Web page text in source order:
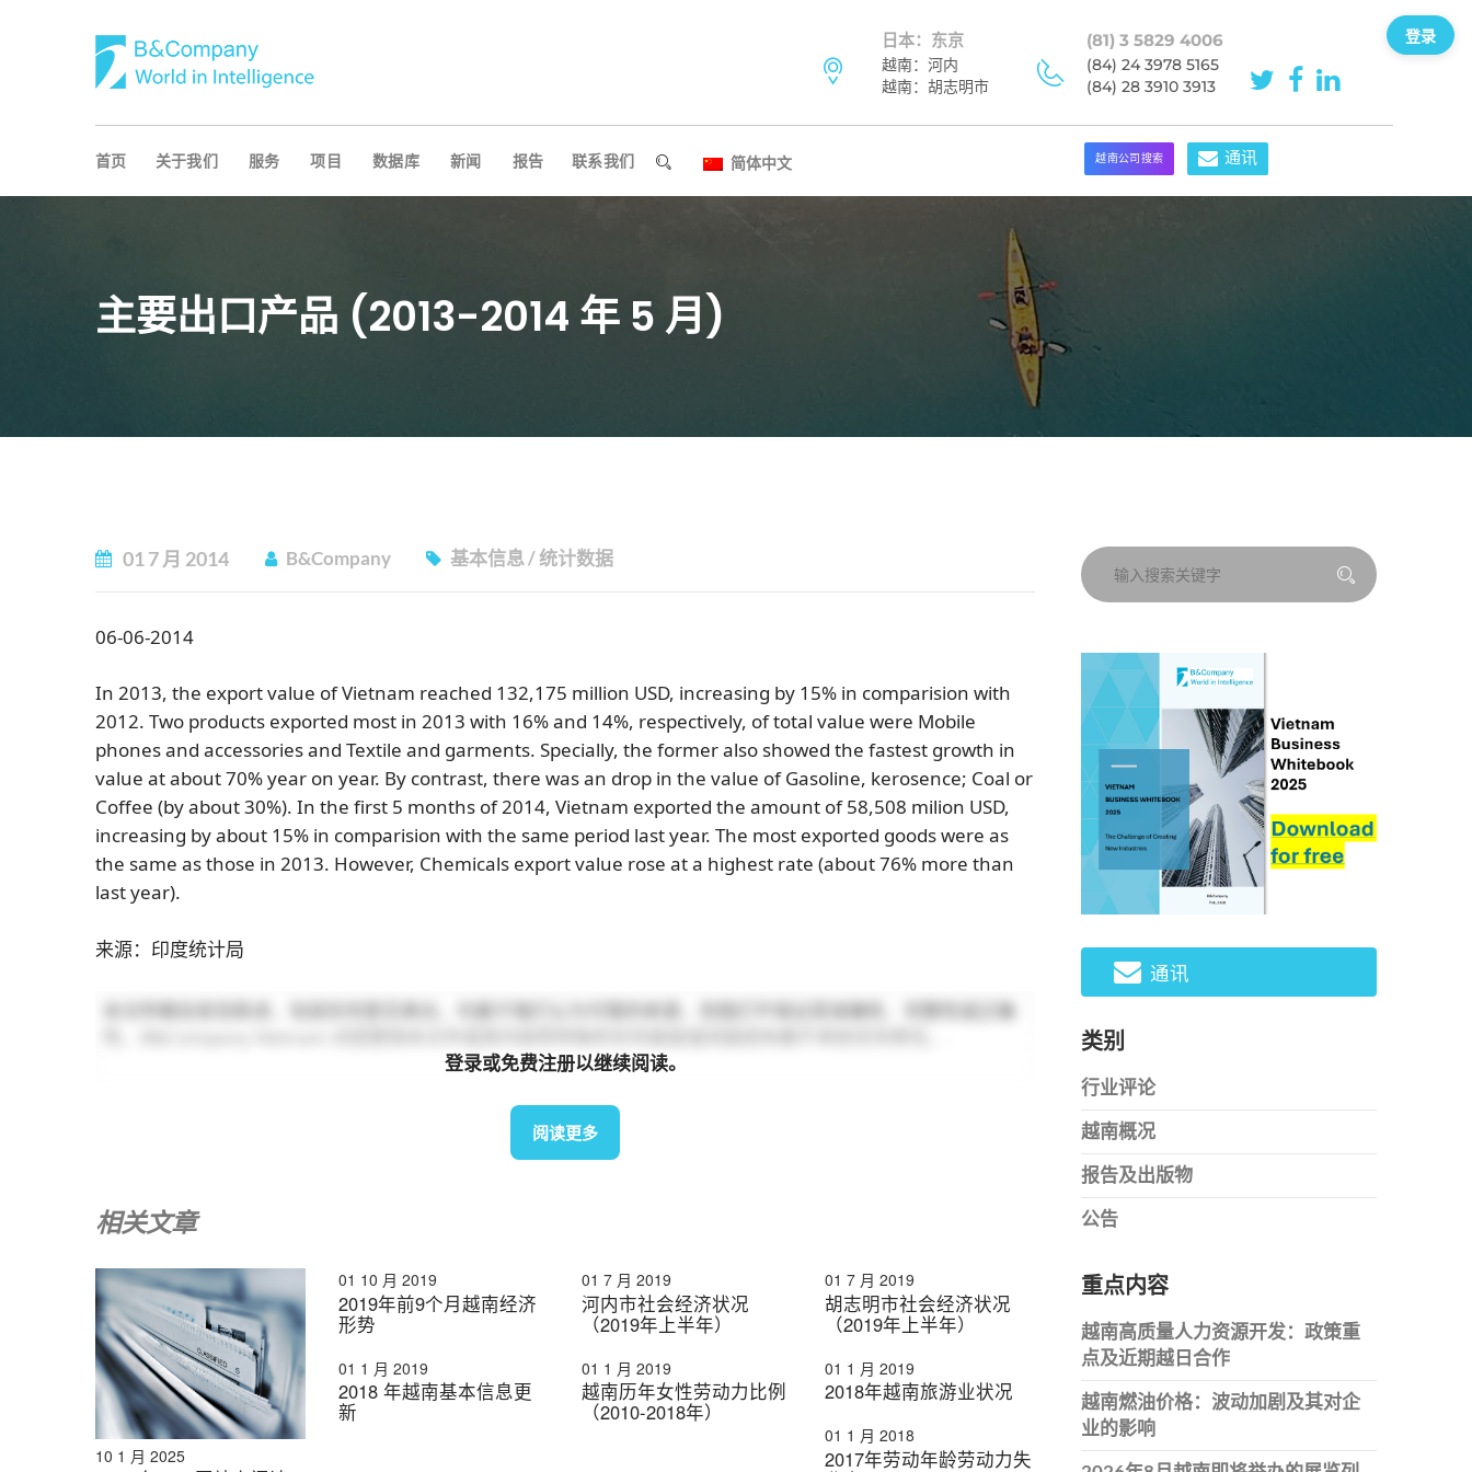
日本：东京
越南：河内
越南：胡志明市
(81) 3 5829 4006
(84) 24 3978 5165
(84) 28 3910 3913
首页 关于我们 服务 项目 数据库 新闻 报告 联系我们 简体中文 越南公司搜索 通讯
主要出口产品 (2013-2014 年 5 月)
01 7 月 2014 B&Company 基本信息/统计数据
06-06-2014
In 2013, the export value of Vietnam reached 132,175 million USD, increasing by 15% in comparision with
2012. Two products exported most in 2013 with 16% and 14%, respectively, of total value were Mobile
phones and accessories and Textile and garments. Specially, the former also showed the fastest growth in
value at about 70% year on year. By contrast, there was an drop in the value of Gasoline, kerosence; Coal or
Coffee (by about 30%). In the first 5 months of 2014, Vietnam exported the amount of 58,508 milion USD,
increasing by about 15% in comparision with the same period last year. The most exported goods were as
the same as those in 2013. However, Chemicals export value rose at a highest rate (about 76% more than
last year).
来源：印度统计局
本文所载信息及陈述，包括任何意见表达，均基于我们认为可靠的来源，但我们不保证其准确性、完整性或正确
登录或免费注册以继续阅读。
阅读更多
相关文章
10 1 月 2025
01 10 月 2019
2019年前9个月越南经济
形势
01 7 月 2019
河内市社会经济状况
（2019年上半年）
01 7 月 2019
胡志明市社会经济状况
（2019年上半年）
01 1 月 2019
2018 年越南基本信息更
新
01 1 月 2019
越南历年女性劳动力比例
（2010-2018年）
01 1 月 2019
2018年越南旅游业状况
01 1 月 2018
2017年劳动年龄劳动力失
通讯
类别
行业评论
越南概况
报告及出版物
公告
重点内容
越南高质量人力资源开发：政策重
点及近期越日合作
越南燃油价格：波动加剧及其对企
业的影响
登录